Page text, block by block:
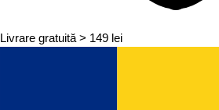
Livrare gratuită > 149 lei